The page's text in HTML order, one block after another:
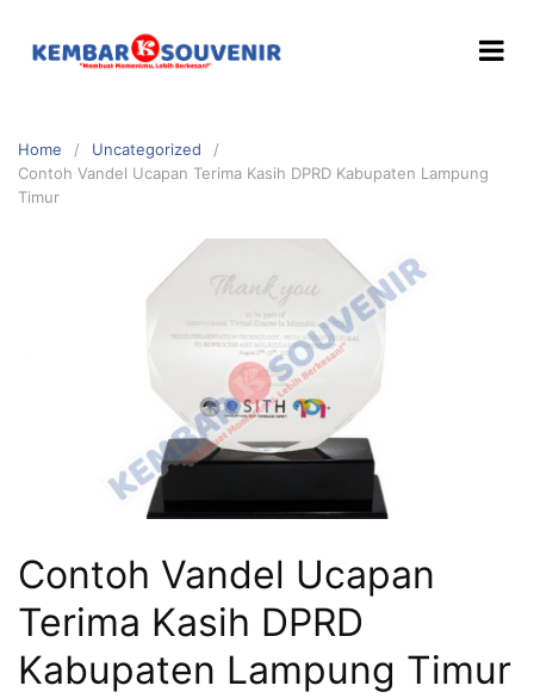
Home
Uncategorized
Contoh Vandel Ucapan Terima Kasih DPRD Kabupaten Lampung
Timur
Contoh Vandel Ucapan
Terima Kasih DPRD
Kabupaten Lampung Timur